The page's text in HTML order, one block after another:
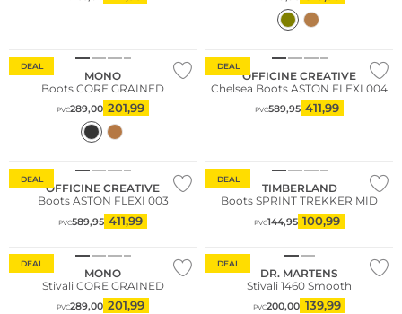
DEAL
MONO
Boots CORE GRAINED
PVC289,00 201,99
DEAL
OFFICINE CREATIVE
Chelsea Boots ASTON FLEXI 004
PVC589,95 411,99
DEAL
OFFICINE CREATIVE
Boots ASTON FLEXI 003
PVC589,95 411,99
DEAL
TIMBERLAND
Boots SPRINT TREKKER MID
PVC144,95 100,99
DEAL
MONO
Stivali CORE GRAINED
PVC289,00 201,99
DEAL
DR. MARTENS
Stivali 1460 Smooth
PVC200,00 139,99